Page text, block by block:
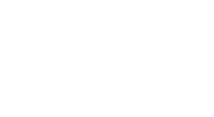
الملكية